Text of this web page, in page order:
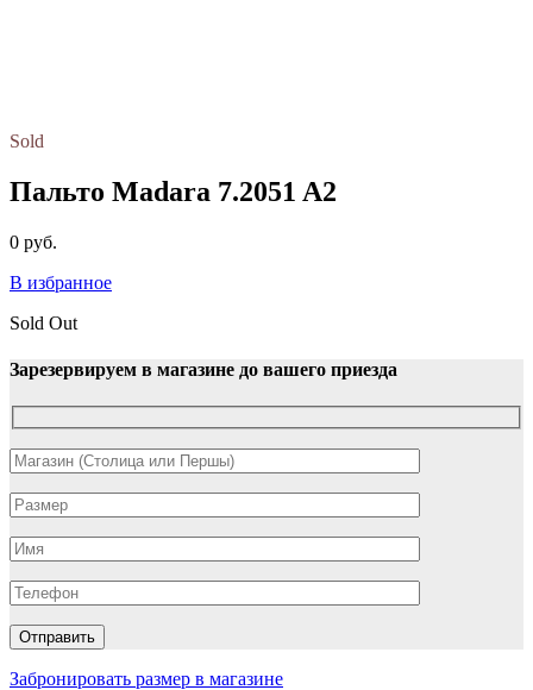
Sold
Пальто Madara 7.2051 A2
0 руб.
В избранное
Sold Out
Зарезервируем в магазине до вашего приезда
Забронировать размер в магазине